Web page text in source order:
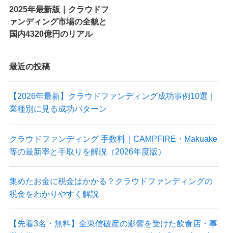
2025年最新版｜クラウドフ
ァンディング市場の全貌と
国内4320億円のリアル
最近の投稿
【2026年最新】クラウドファンディング成功事例10選｜
業種別に見る成功パターン
クラウドファンディング 手数料｜CAMPFIRE・Makuake
等の最新率と手取りを解説（2026年度版）
集めたお金に税金はかかる？クラウドファンディングの
税金をわかりやすく解説
【先着3名・無料】全東信破産の影響を受けた飲食店・事